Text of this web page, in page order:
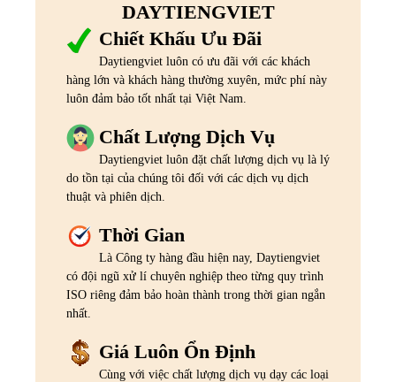
DAYTIENGVIET
Chiết Khấu Ưu Đãi
Daytiengviet luôn có ưu đãi với các khách
hàng lớn và khách hàng thường xuyên, mức phí này
luôn đảm bảo tốt nhất tại Việt Nam.
Chất Lượng Dịch Vụ
Daytiengviet luôn đặt chất lượng dịch vụ là lý
do tồn tại của chúng tôi đối với các dịch vụ dịch
thuật và phiên dịch.
Thời Gian
Là Công ty hàng đầu hiện nay, Daytiengviet
có đội ngũ xử lí chuyên nghiệp theo từng quy trình
ISO riêng đảm bảo hoàn thành trong thời gian ngắn
nhất.
Giá Luôn Ổn Định
Cùng với việc chất lượng dịch vụ dạy các loại